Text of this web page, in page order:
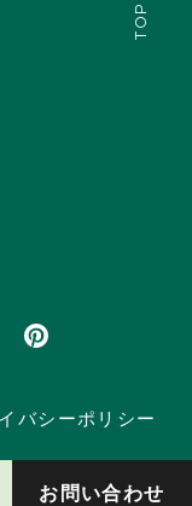
お問い合わせ
バシーポリシー
TOP